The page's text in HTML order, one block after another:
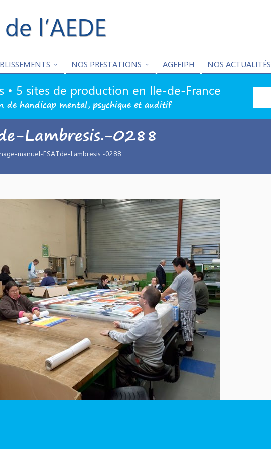
l’AEDE
NOS PRESTATIONS AGEFIPH NOS ACTUALITÉS
• 5 sites de production en Ile-de-France
de handicap mental, psychique et auditif
Lambresis.-0288
manuel-ESATde-Lambresis.-0288